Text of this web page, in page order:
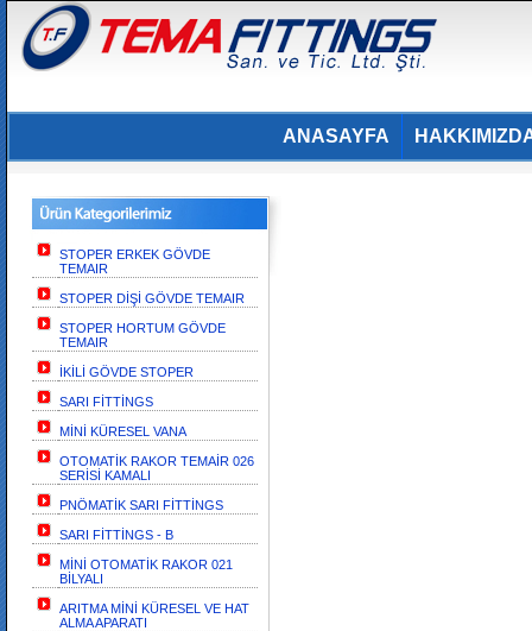
ANASAYFA
STOPER ERKEK GÖVDE
TEMAIR
STOPER DİŞİ GÖVDE TEMAIR
STOPER HORTUM GÖVDE
TEMAIR
İKİLİ GÖVDE STOPER
SARI FİTTİNGS
MİNİ KÜRESEL VANA
OTOMATİK RAKOR TEMAİR 026
SERİSİ KAMALI
PNÖMATİK SARI FİTTİNGS
SARI FİTTİNGS - B
MİNİ OTOMATİK RAKOR 021
BİLYALI
ARITMA MİNİ KÜRESEL VE HAT
ALMA APARATI